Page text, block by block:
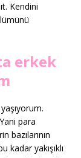
Kendini
erkek
para
bazılarının
yakışıklı